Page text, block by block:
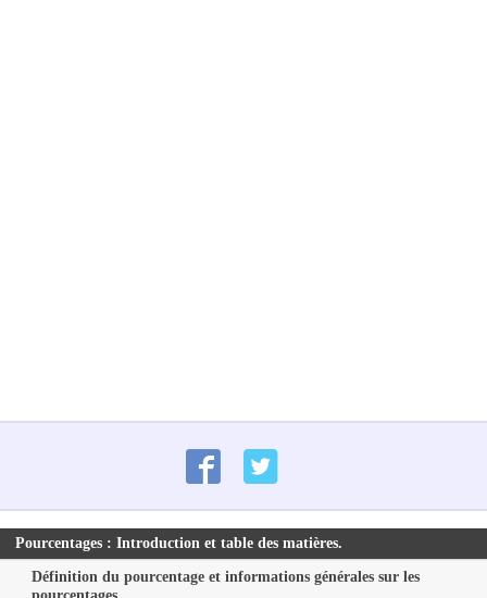
Pourcentages : Introduction et table des matières.
Définition du pourcentage et informations générales sur les
pourcentages